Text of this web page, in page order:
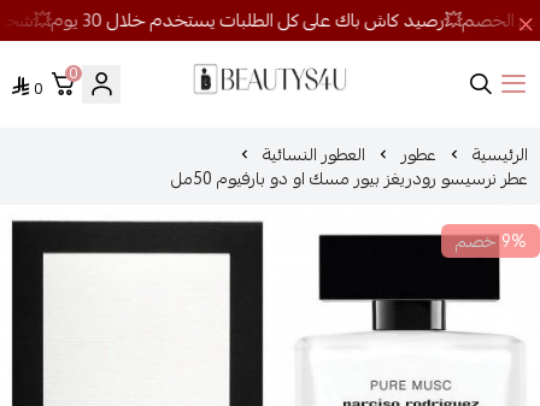
روائح الجمال
0
0
الرئيسية عطور العطور النسائية
عطر نرسيسو رودريغز بيور مسك او دو بارفيوم 50مل
9% خصم